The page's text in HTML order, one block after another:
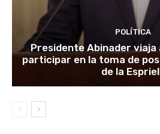
POLÍTICA
Presidente Abinader viaja
participar en la toma de
de la